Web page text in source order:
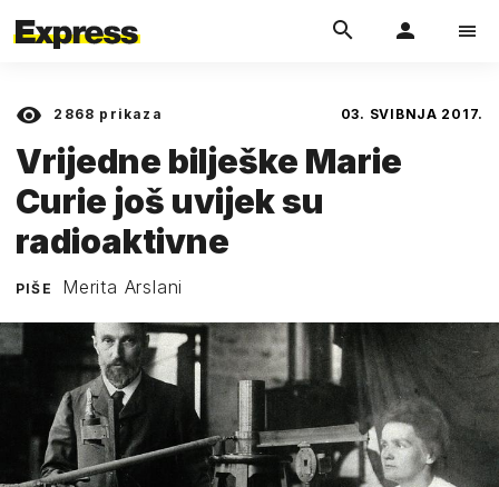
2868 prikaza 03. SVIBNJA 2017.
Vrijedne bilješke Marie
Curie još uvijek su
radioaktivne
PIŠE Merita Arslani